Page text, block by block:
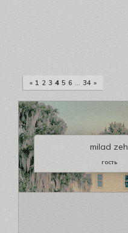
« 1 2 3 4 5 6 … 34 »
milad zeh
гость